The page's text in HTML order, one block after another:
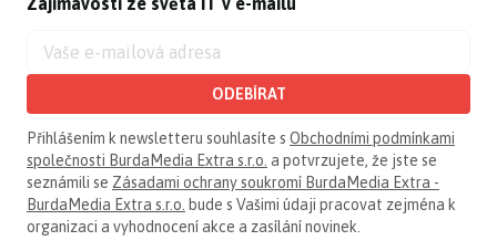
ODEBÍRAT
Přihlášením k newsletteru souhlasíte s Obchodními podmínkami
společnosti BurdaMedia Extra s.r.o. a potvrzujete, že jste se
seznámili se Zásadami ochrany soukromí BurdaMedia Extra -
BurdaMedia Extra s.r.o. bude s Vašimi údaji pracovat zejména k
organizaci a vyhodnocení akce a zasílání novinek.